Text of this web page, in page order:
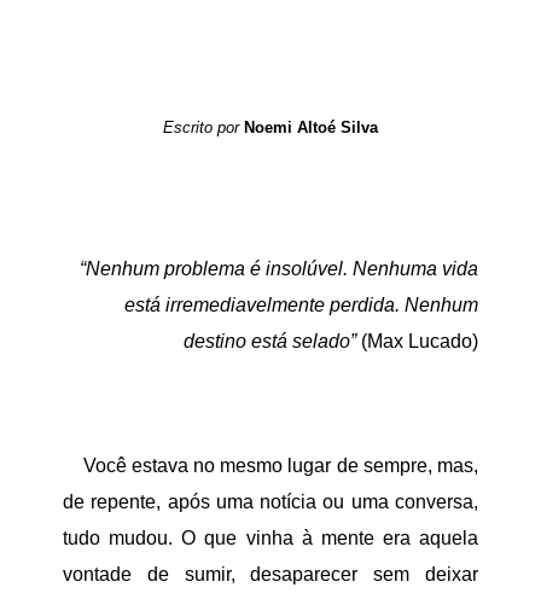
Escrito por Noemi Altoé Silva
“Nenhum problema é insolúvel. Nenhuma vida
está irremediavelmente perdida. Nenhum
destino está selado”(Max Lucado)
Você estava no mesmo lugar de sempre, mas,
de repente, após uma notícia ou uma conversa,
tudo mudou. O que vinha à mente era aquela
vontade de sumir, desaparecer sem deixar